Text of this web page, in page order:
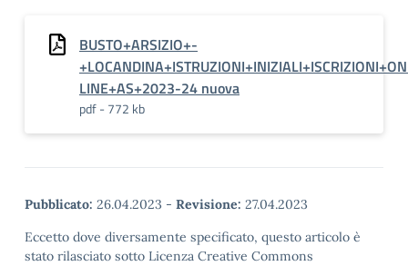
BUSTO+ARSIZIO+-
LINE+AS+2023-24 nuova
pdf - 772 kb
Pubblicato: 26.04.2023 - Revisione: 27.04.2023
Eccetto dove diversamente specificato, questo articolo è
stato rilasciato sotto Licenza Creative Commons